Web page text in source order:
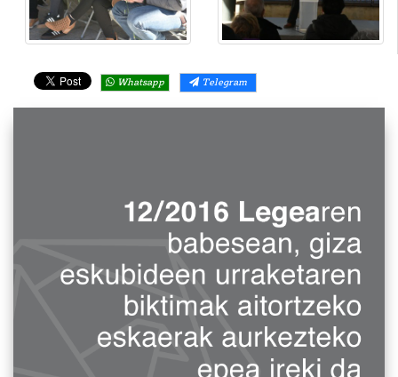
Whatsapp Telegram